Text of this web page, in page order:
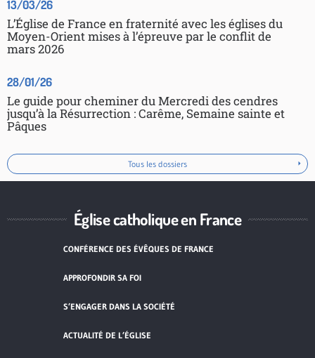
13/03/26
L’Église de France en fraternité avec les églises du
Moyen-Orient mises à l’épreuve par le conflit de
mars 2026
28/01/26
Le guide pour cheminer du Mercredi des cendres
jusqu’à la Résurrection : Carême, Semaine sainte et
Pâques
Tous les dossiers
Église catholique en France
CONFÉRENCE DES ÉVÊQUES DE FRANCE
APPROFONDIR SA FOI
S’ENGAGER DANS LA SOCIÉTÉ
ACTUALITÉ DE L’ÉGLISE